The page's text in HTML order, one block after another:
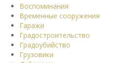
Воспоминания
Временные сооружения
Гаражи
Градостроительство
Градоубийство
Грузовики